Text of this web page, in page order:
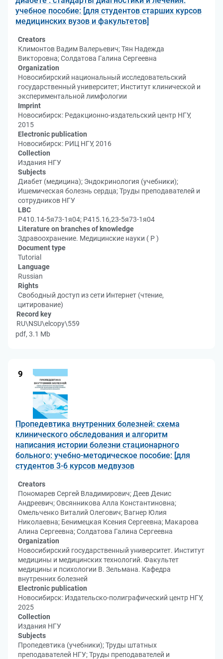
учебное пособие: [для студентов старших курсов
медицинских вузов и факультетов]
Creators
Климонтов Вадим Валерьевич; Тян Надежда
Викторовна; Солдатова Галина Сергеевна
Organization
Новосибирский национальный исследовательский
государственный университет; Институт клинической и
экспериментальной лимфологии
Imprint
Новосибирск: Редакционно-издательский центр НГУ,
2015
Electronic publication
Новосибирск: РИЦ НГУ, 2016
Collection
Издания НГУ
Subjects
Диабет (медицина); Эндокринология (учебники);
Ишемическая болезнь сердца; Труды преподавателей и
сотрудников НГУ
LBC
Р410.14-5я73-1я04; Р415.16,23-5я73-1я04
Literature on branches of knowledge
Здравоохранение. Медицинские науки ( Р )
Document type
Tutorial
Language
Russian
Rights
Свободный доступ из сети Интернет (чтение,
цитирование)
Record key
RU\NSU\elcopy\559
pdf, 3.1 Mb
9
Пропедевтика внутренних болезней: схема
клинического обследования и алгоритм
написания истории болезни стационарного
больного: учебно-методическое пособие: [для
студентов 3-6 курсов медвузов
Creators
Пономарев Сергей Владимирович; Деев Денис
Андреевич; Овсянникова Алла Константиновна;
Омельченко Виталий Олегович; Вагнер Юлия
Николаевна; Бенимецкая Ксения Сергеевна; Макарова
Алина Сергеевна; Солдатова Галина Сергеевна
Organization
Новосибирский государственный университет. Институт
медицины и медицинских технологий. Факультет
медицины и психологии В. Зельмана. Кафедра
внутренних болезней
Electronic publication
Новосибирск: Издательско-полиграфический центр НГУ,
2025
Collection
Издания НГУ
Subjects
Пропедевтика (учебники); Труды штатных
преподавателей НГУ; Труды преподавателей и